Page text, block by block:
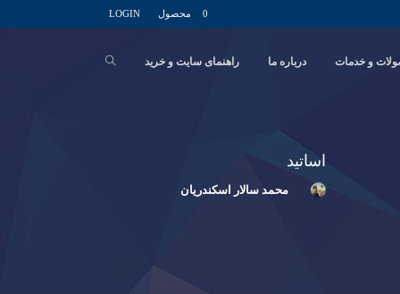
LOGIN 0 محصول
و خدمات درباره ما راهنمای سایت و خرید
اساتید
محمد سالار اسکندریان